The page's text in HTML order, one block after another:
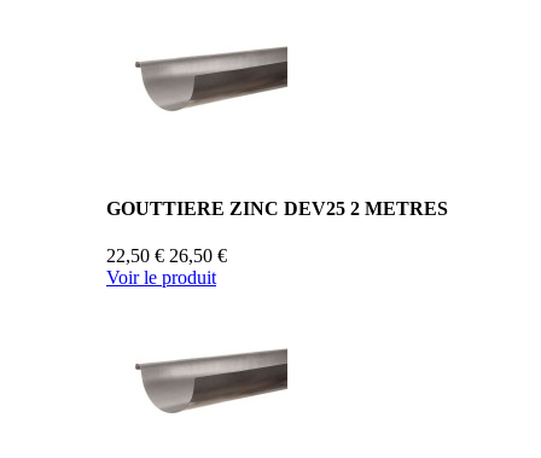
GOUTTIERE ZINC DEV25 2 METRES
22,50 € 26,50 €
Voir le produit